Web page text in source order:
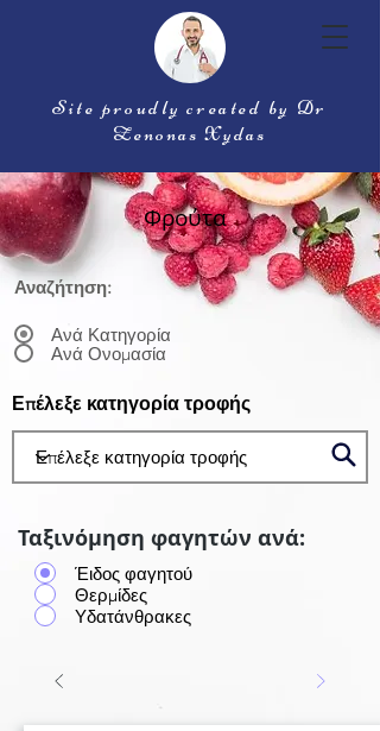
Site proudly created by Dr
Zenonas Xydas
Φρούτα
Αναζήτηση:
Ανά Κατηγορία
Ανά Ονομασία
Επέλεξε κατηγορία τροφής
Ταξινόμηση φαγητών ανά:
Έιδος φαγητού
Θερμίδες
Υδατάνθρακες